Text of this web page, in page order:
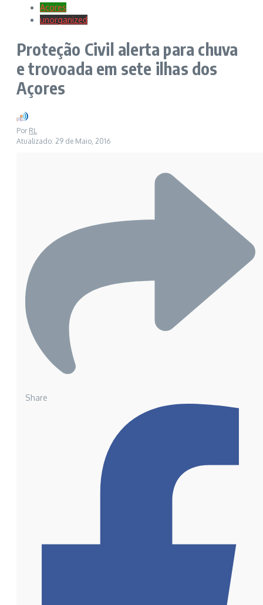
Açores
unorganized
Proteção Civil alerta para chuva
e trovoada em sete ilhas dos
Açores
Por RL
Atualizado: 29 de Maio, 2016
Share